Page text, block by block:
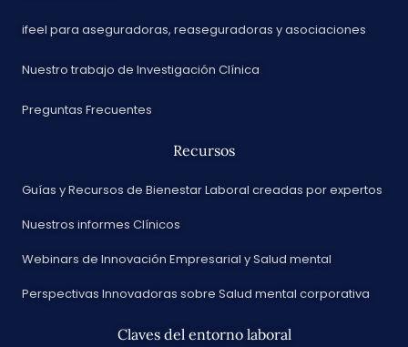
ifeel para aseguradoras, reaseguradoras y asociaciones
Nuestro trabajo de Investigación Clínica
Preguntas Frecuentes
Recursos
Guías y Recursos de Bienestar Laboral creadas por expertos
Nuestros informes Clínicos
Webinars de Innovación Empresarial y Salud mental
Perspectivas Innovadoras sobre Salud mental corporativa
Claves del entorno laboral